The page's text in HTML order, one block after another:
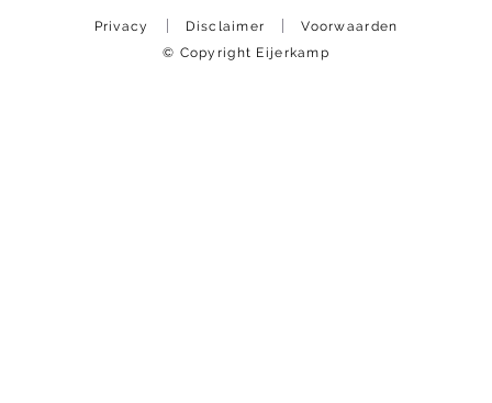
Privacy Disclaimer
Voorwaarden
© Copyright Eijerkamp